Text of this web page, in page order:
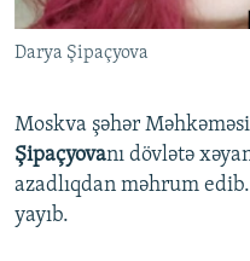
Darya Şipaçyova
Moskva şəhər
Şipaçyovanı dövlətə
azadlıqdan məhrum
yayıb.